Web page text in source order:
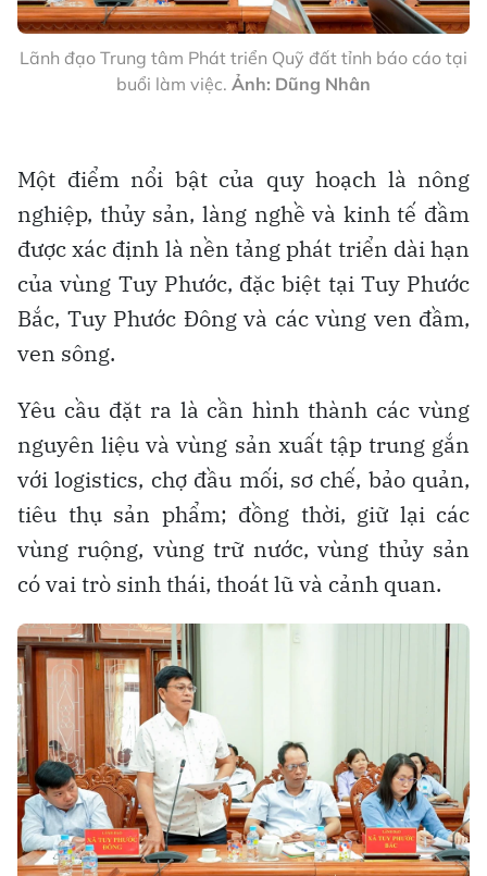
Lãnh đạo Trung tâm Phát triển Quỹ đất tỉnh báo cáo tại
buổi làm việc. Ảnh: Dũng Nhân
Một điểm nổi bật của quy hoạch là nông
nghiệp, thủy sản, làng nghề và kinh tế đầm
được xác định là nền tảng phát triển dài hạn
của vùng Tuy Phước, đặc biệt tại Tuy Phước
Bắc, Tuy Phước Đông và các vùng ven đầm,
ven sông.
Yêu cầu đặt ra là cần hình thành các vùng
nguyên liệu và vùng sản xuất tập trung gắn
với logistics, chợ đầu mối, sơ chế, bảo quản,
tiêu thụ sản phẩm; đồng thời, giữ lại các
vùng ruộng, vùng trữ nước, vùng thủy sản
có vai trò sinh thái, thoát lũ và cảnh quan.